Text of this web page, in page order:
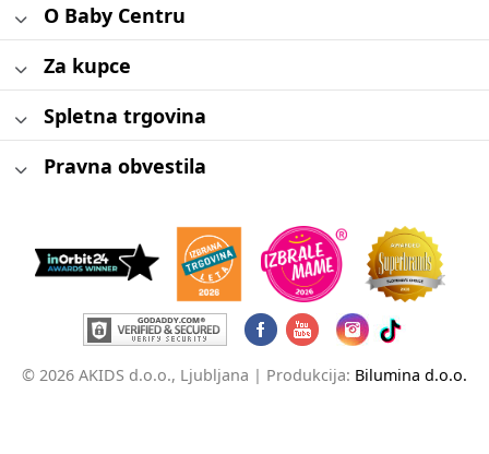
O Baby Centru
Za kupce
Spletna trgovina
Pravna obvestila
© 2026 AKIDS d.o.o., Ljubljana | Produkcija: Bilumina d.o.o.